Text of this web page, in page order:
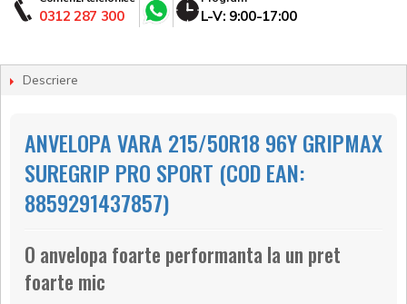
0312 287 300 L-V: 9:00-17:00
Descriere
ANVELOPA VARA 215/50R18 96Y GRIPMAX
SUREGRIP PRO SPORT (COD EAN:
8859291437857)
O anvelopa foarte performanta la un pret
foarte mic